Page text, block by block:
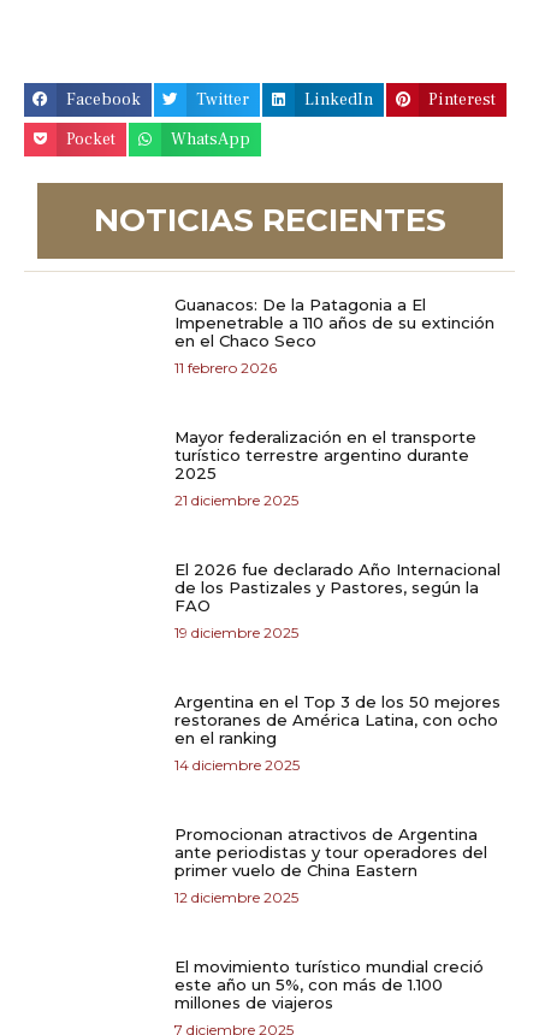
Facebook Twitter LinkedIn
Pinterest
Pocket
WhatsApp
NOTICIAS RECIENTES
Guanacos: De la Patagonia a El
Impenetrable a 110 años de su extinción
en el Chaco Seco
11 febrero 2026
Mayor federalización en el transporte
turístico terrestre argentino durante
2025
21 diciembre 2025
El 2026 fue declarado Año Internacional
de los Pastizales y Pastores, según la
FAO
19 diciembre 2025
Argentina en el Top 3 de los 50 mejores
restoranes de América Latina, con ocho
en el ranking
14 diciembre 2025
Promocionan atractivos de Argentina
ante periodistas y tour operadores del
primer vuelo de China Eastern
12 diciembre 2025
El movimiento turístico mundial creció
este año un 5%, con más de 1.100
millones de viajeros
7 diciembre 2025